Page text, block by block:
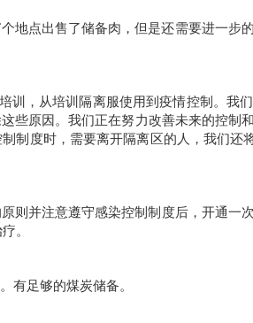
点出售了储备肉，但是还需要进一步
训，从培训隔离服使用到疫情控制。我
原因。我们正在努力改善未来的控制
制制度时，需要离开隔离区的人，我们还
则并注意遵守感染控制制度后，开通一
。
有足够的煤炭储备。